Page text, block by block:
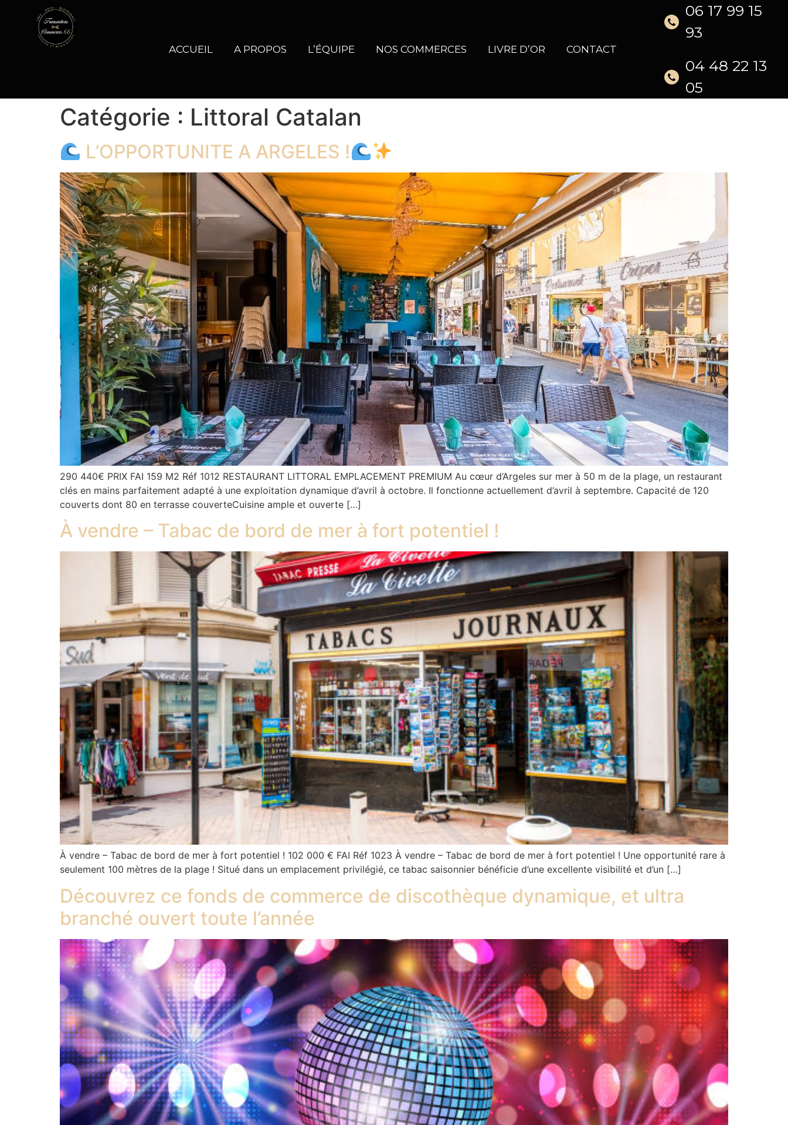
ACCUEIL A PROPOS L’ÉQUIPE NOS COMMERCES LIVRE D’OR CONTACT
06 17 99 15
93
04 48 22 13
05
Catégorie : Littoral Catalan
L’OPPORTUNITE A ARGELES !
290 440€ PRIX FAI 159 M2 Réf 1012 RESTAURANT LITTORAL EMPLACEMENT PREMIUM Au cœur d’Argeles sur mer à 50 m de la plage, un restaurant
clés en mains parfaitement adapté à une exploitation dynamique d’avril à octobre. Il fonctionne actuellement d’avril à septembre. Capacité de 120
couverts dont 80 en terrasse couverteCuisine ample et ouverte […]
À vendre – Tabac de bord de mer à fort potentiel !
À vendre – Tabac de bord de mer à fort potentiel ! 102 000 € FAI Réf 1023 À vendre – Tabac de bord de mer à fort potentiel ! Une opportunité rare à
seulement 100 mètres de la plage ! Situé dans un emplacement privilégié, ce tabac saisonnier bénéficie d’une excellente visibilité et d’un […]
Découvrez ce fonds de commerce de discothèque dynamique, et ultra
branché ouvert toute l’année